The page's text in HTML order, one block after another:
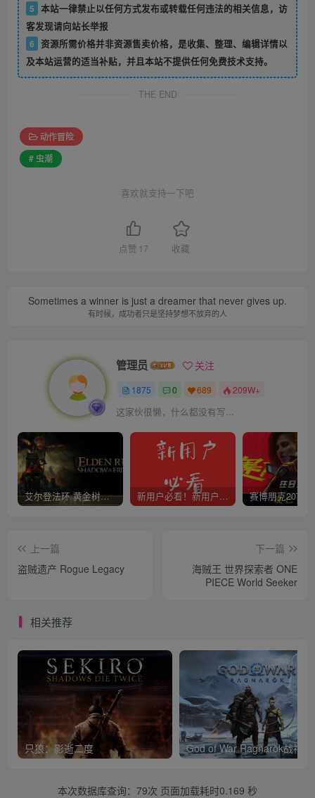
5 本站一律禁止以任何方式发布或转载任何违法的相关信息，访
客发现请向站长举报
6
资源所需价格并非资源售卖价格，是收集、整理、编辑详情以
及本站运营的适当补贴，并且本站不提供任何免费技术支持。
THE END
动作冒险
# 虫潮
喜欢就支持一下吧
点赞 17 收藏
Sometimes a winner is just a dreamer that never gives up.
有时候，成功者只是坚持梦想不放弃的人
管理员 关注
1875 0 689 209W+
这家伙很懒，什么都没有写...
艾尔登法环 黄金树幽影 新用户必看！新用户必看！新用户必看！！！
上一篇
盗贼遗产 Rogue Legacy
下一篇
海贼王 世界探索者 ONE
PIECE World Seeker
相关推荐
只狼：影逝二度
本次数据库查询：79次 页面加载耗时0.169 秒